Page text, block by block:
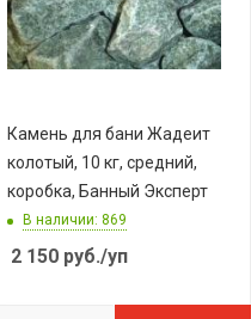
Камень для бани Жадеит
колотый, 10 кг, средний,
коробка, Банный Эксперт
В наличии: 869
2 150 руб./уп